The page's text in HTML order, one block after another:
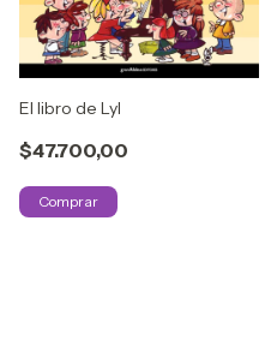
El libro de Lyl
$47.700,00